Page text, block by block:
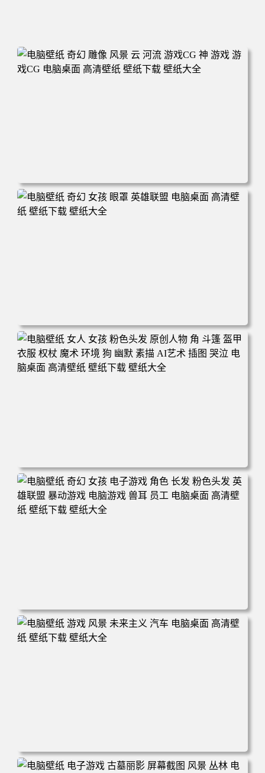
电脑壁纸 奇幻 雕像 风景 云 河流 游戏CG 神 游戏 游戏CG
电脑桌面 高清壁纸 壁纸下载 壁纸大全
电脑壁纸 奇幻 女孩 眼罩 英雄联盟 电脑桌面 高清壁纸 壁纸
下载 壁纸大全
电脑壁纸 女人 女孩 粉色头发 原创人物 角 斗篷 盔甲 衣服
权杖 魔术 环境 狗 幽默 素描 AI艺术 插图 哭泣 电脑桌面 高
清壁纸 壁纸下载 壁纸大全
电脑壁纸 奇幻 女孩 电子游戏 角色 长发 粉色头发 英雄联盟
暴动游戏 电脑游戏 兽耳 员工 电脑桌面 高清壁纸 壁纸下载
电脑壁纸 游戏 风景 未来主义 汽车 电脑桌面 高清壁纸 壁纸